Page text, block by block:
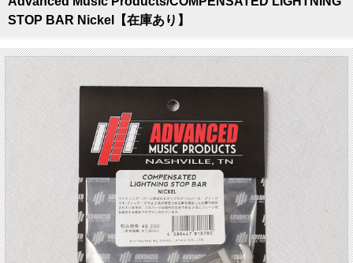
STOP BAR Nickel【在庫あり】